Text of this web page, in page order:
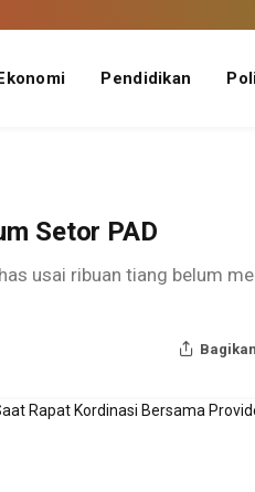
Pendidikan
Setor PAD
usai ribuan tiang belum
Bagikan